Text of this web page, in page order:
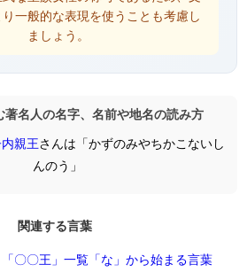
一般的な表現を使うことも考慮し
ましょう。
著名人の名字、名前や地名の読み方
親王さんは「かずのみやちかこないし
んのう」
関連する言葉
「〇〇王」一覧 「な」から始まる言葉